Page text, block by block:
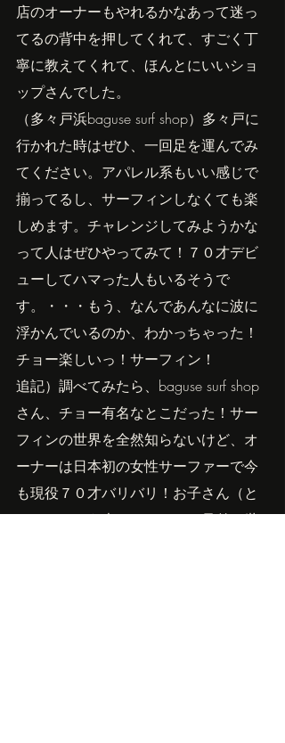
店のオーナーもやれるかなあって迷っ
てるの背中を押してくれて、すごく丁
寧に教えてくれて、ほんとにいいショ
ップさんでした。
（多々戸浜baguse surf shop）多々戸に
行かれた時はぜひ、一回足を運んでみ
てください。アパレル系もいい感じで
揃ってるし、サーフィンしなくても楽
しめます。チャレンジしてみようかな
って人はぜひやってみて！７０才デビ
ューしてハマった人もいるそうで
す。・・・もう、なんであんなに波に
浮かんでいるのか、わかっちゃった！
チョー楽しいっ！サーフィン！
追記）調べてみたら、baguse surf shop
さん、チョー有名なとこだった！サー
フィンの世界を全然知らないけど、オ
ーナーは日本初の女性サーファーで今
も現役７０才バリバリ！お子さん（と
いってももう大きいけど）の兄弟は世